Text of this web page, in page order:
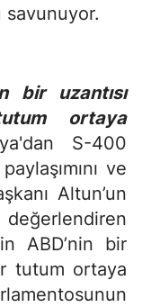
savunuyor.
bir uzantısı
ortaya
S-400
ve
Altun’un
değerlendiren
ABD’nin bir
tutum ortaya